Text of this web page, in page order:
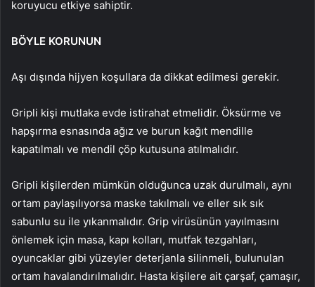
koruyucu etkiye sahiptir.
BÖYLE KORUNUN
Aşı dışında hijyen koşullara da dikkat edilmesi gerekir.
Gripli kişi mutlaka evde istirahat etmelidir. Öksürme ve
hapşırma esnasında ağız ve burun kağıt mendille
kapatılmalı ve mendil çöp kutusuna atılmalıdır.
Gripli kişilerden mümkün olduğunca uzak durulmalı, aynı
ortam paylaşılıyorsa maske takılmalı ve eller sık sık
sabunlu su ile yıkanmalıdır. Grip virüsünün yayılmasını
önlemek için masa, kapı kolları, mutfak tezgahları,
oyuncaklar gibi yüzeyler deterjanla silinmeli, bulunulan
ortam havalandırılmalıdır. Hasta kişilere ait çarşaf, çamaşır,